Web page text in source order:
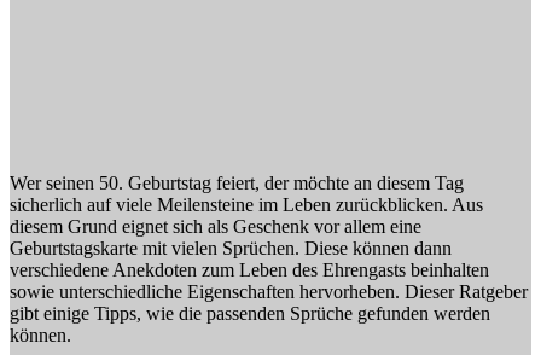
Wer seinen 50. Geburtstag feiert, der möchte an diesem Tag
sicherlich auf viele Meilensteine im Leben zurückblicken. Aus
diesem Grund eignet sich als Geschenk vor allem eine
Geburtstagskarte mit vielen Sprüchen. Diese können dann
verschiedene Anekdoten zum Leben des Ehrengasts beinhalten
sowie unterschiedliche Eigenschaften hervorheben. Dieser Ratgeber
gibt einige Tipps, wie die passenden Sprüche gefunden werden
können.